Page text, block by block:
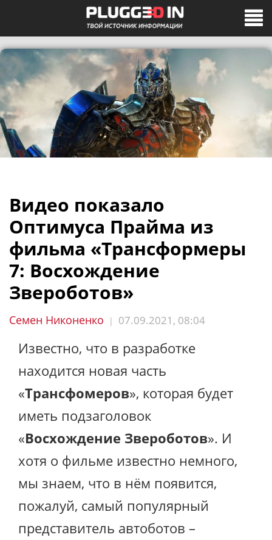
Видео показало
Оптимуса Прайма из
фильма «Трансформеры
7: Восхождение
Звероботов»
Семен Никоненко | 07.09.2021, 08:04
Известно, что в разработке
находится новая часть
«Трансфомеров», которая будет
иметь подзаголовок
«Восхождение Звероботов». И
хотя о фильме известно немного,
мы знаем, что в нём появится,
пожалуй, самый популярный
представитель автоботов –